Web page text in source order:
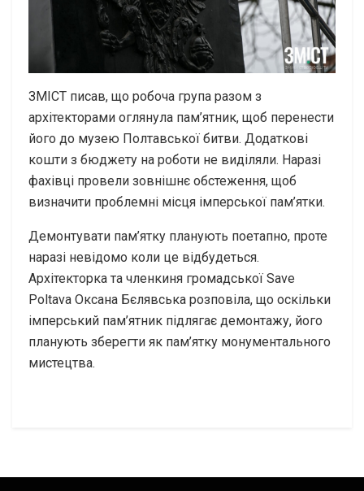
ЗМІСТ писав, що робоча група разом з
архітекторами оглянула пам’ятник, щоб перенести
його до музею Полтавської битви. Додаткові
кошти з бюджету на роботи не виділяли. Наразі
фахівці провели зовнішнє обстеження, щоб
визначити проблемні місця імперської пам’ятки.
Демонтувати пам’ятку планують поетапно, проте
наразі невідомо коли це відбудеться.
Архітекторка та членкиня громадської Save
Poltava Оксана Бєлявська розповіла, що оскільки
імперський пам’ятник підлягає демонтажу, його
планують зберегти як пам’ятку монументального
мистецтва.